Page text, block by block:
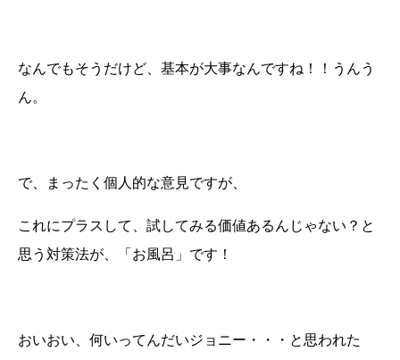
なんでもそうだけど、基本が大事なんですね！！うんう
ん。
で、まったく個人的な意見ですが、
これにプラスして、試してみる価値あるんじゃない？と
思う対策法が、「お風呂」です！
おいおい、何いってんだいジョニー・・・と思われた